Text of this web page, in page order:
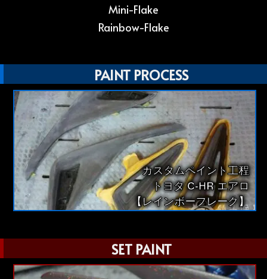
Mini-Flake
Rainbow-Flake
PAINT PROCESS
カスタムペイント工程
トヨタ C-HR エアロ
【レインボーフレーク】
SET PAINT